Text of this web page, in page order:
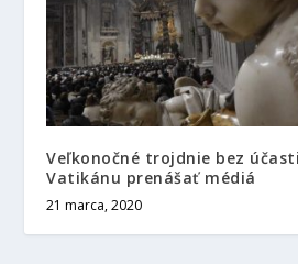
Veľkonočné trojdnie bez
Vatikánu prenášať médiá
21 marca, 2020